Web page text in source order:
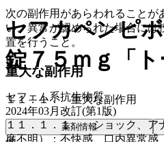
次の副作用があらわれることが
い、異常が認められた場合に
置を行うこと。
重大な副作用
１１．１． 重大な副作用
１１．１．１． ショック、ア
度不明）：不快感、口内異常感
セフカペンピ
錠７５ｍｇ「ト
セフェム系抗生物質
2024年03月改訂(第1版)
薬剤情報